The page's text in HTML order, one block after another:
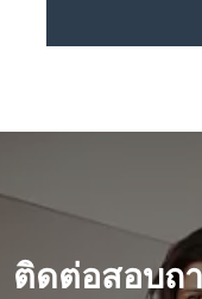
ติดต่อสอบถ